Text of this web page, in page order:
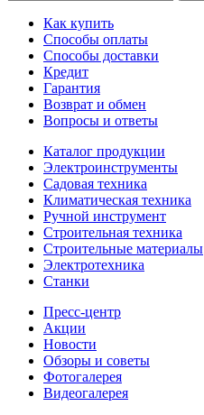
Как купить
Способы оплаты
Способы доставки
Кредит
Гарантия
Возврат и обмен
Вопросы и ответы
Каталог продукции
Электроинструменты
Садовая техника
Климатическая техника
Ручной инструмент
Строительная техника
Строительные материалы
Электротехника
Станки
Пресс-центр
Акции
Новости
Обзоры и советы
Фотогалерея
Видеогалерея